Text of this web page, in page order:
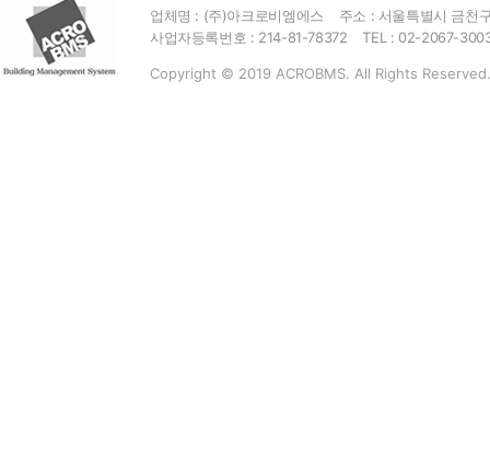
업체명 : (주)아크로비엠에스
주소 : 서울특별시 금천
사업자등록번호 : 214-81-78372
TEL : 02-2067-
Copyright © 2019 ACROBMS. All Rights Reserved.